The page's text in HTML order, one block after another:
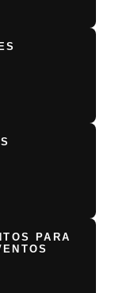
PARA